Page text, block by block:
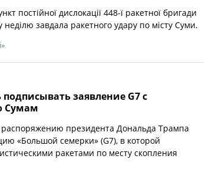
постійної дислокації 448-ї ракетної бригади
завдала ракетного удару по місту Суми.
заявление G7 с
Сумам
президента Дональда Трампа
«Большой семерки» (G7), в которой
ракетами по месту скопления